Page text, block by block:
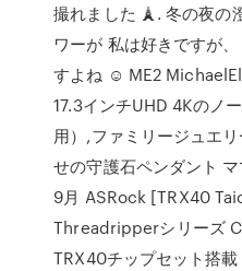
撮れました 🗼. 冬の夜の
ワーが 私は好きですが
すよね ☺️ ME2
17.3インチUHD 4Kのノ
用）,ファミリージュエ
せの守護石ペンダント
9月 ASRock [TRX40
Threadripperシリーズ
TRX40チップセット搭